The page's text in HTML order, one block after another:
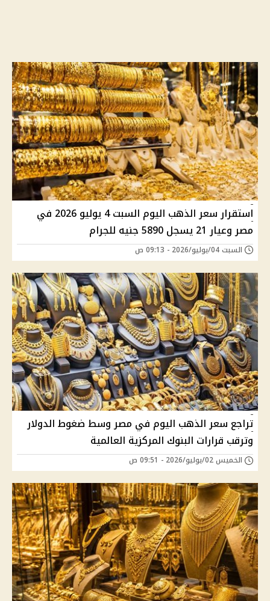
استقرار سعر الذهب اليوم السبت 4 يوليو 2026 في
مصر وعيار 21 يسجل 5890 جنيه للجرام
السبت 04/يوليو/2026 - 09:13 ص
تراجع سعر الذهب اليوم في مصر وسط ضغوط الدولار
وترقب قرارات البنوك المركزية العالمية
الخميس 02/يوليو/2026 - 09:51 ص